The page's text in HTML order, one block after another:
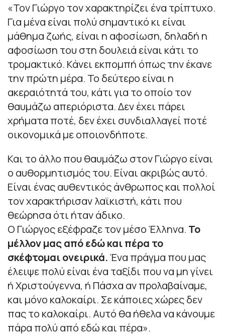
«Τον Γιώργο τον χαρακτηρίζει ένα τρίπτυχο.
Για μένα είναι πολύ σημαντικό κι είναι
μάθημα ζωής, είναι η αφοσίωση, δηλαδή η
αφοσίωση του στη δουλειά είναι κάτι το
τρομακτικό. Κάνει εκπομπή όπως την έκανε
την πρώτη μέρα. Το δεύτερο είναι η
ακεραιότητά του, κάτι για το οποίο τον
θαυμάζω απεριόριστα. Δεν έχει πάρει
χρήματα ποτέ, δεν έχει συνδιαλλαγεί ποτέ
οικονομικά με οποιονδήποτε.
Και το άλλο που θαυμάζω στον Γιώργο είναι
ο αυθορμητισμός του. Είναι ακριβώς αυτό.
Είναι ένας αυθεντικός άνθρωπος και πολλοί
τον χαρακτήρισαν λαϊκιστή, κάτι που
θεώρησα ότι ήταν άδικο.
Ο Γιώργος εξέφραζε τον μέσο Έλληνα. Το
μέλλον μας από εδώ και πέρα το
σκέφτομαι ονειρικά.Ένα πράγμα που μας
έλειψε πολύ είναι ένα ταξίδι που να μη γίνει
ή Χριστούγεννα, ή Πάσχα αν προλαβαίναμε,
και μόνο καλοκαίρι. Σε κάποιες χώρες δεν
πας το καλοκαίρι. Αυτό θα ήθελα να κάνουμε
πάρα πολύ από εδώ και πέρα».